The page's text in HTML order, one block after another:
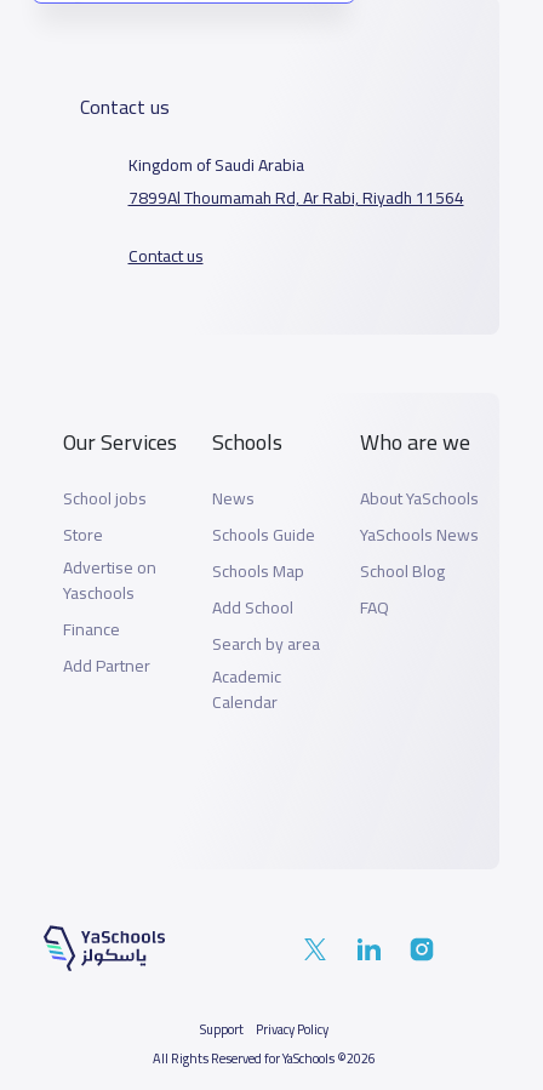
Contact us
Kingdom of Saudi Arabia
7899Al Thoumamah Rd, Ar Rabi, Riyadh 11564
Contact us
Our Services
School jobs
Store
Advertise on
Yaschools
Finance
Add Partner
Schools
News
Schools Guide
Schools Map
Add School
Search by area
Academic
Calendar
Who are we
About YaSchools
YaSchools News
School Blog
FAQ
All Rights Reserved for YaSchools ©2026
Support Privacy Policy